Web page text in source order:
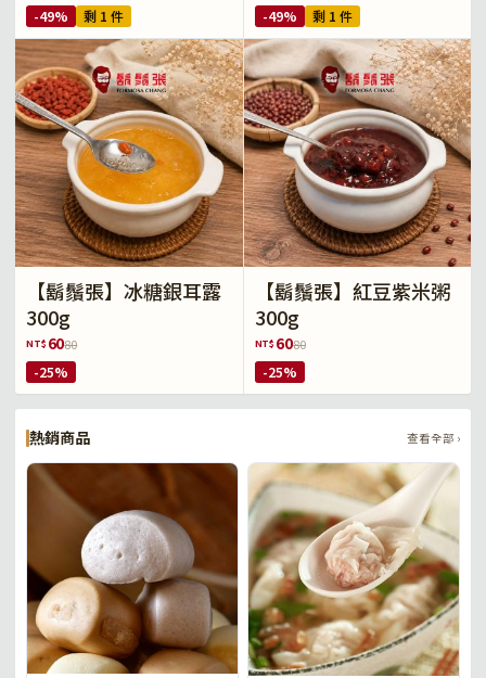
-49% 剩 1 件 -49% 剩 1 件
【鬍鬚張】冰糖銀耳露
300g
NT$ 6080
-25%
【鬍鬚張】紅豆紫米粥
300g
NT$ 6080
-25%
熱銷商品 查看全部 ›